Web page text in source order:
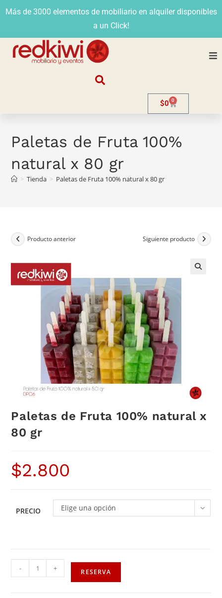
Más de 3000 elementos de mobiliario en alquiler disponibles
a un Click!
Venta
$0 0
Paletas de Fruta 100%
natural x 80 gr
> Tienda > Paletas de Fruta 100% natural x 80 gr
Producto anterior Siguiente producto
Paletas de Fruta 100% natural x
80 gr
$2.800
PRECIO Elige una opción
- + RESERVA